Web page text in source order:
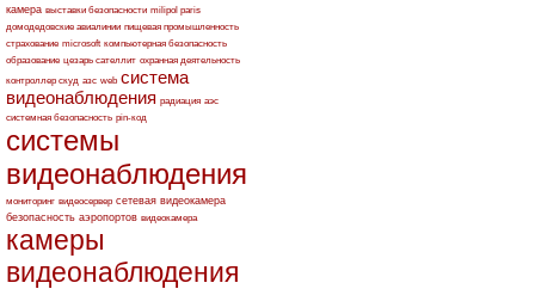
камера выставки безопасности milipol paris
домодедовские авиалинии пищевая промышленность
страхование microsoft компьютерная безопасность
образование цезарь сателлит охранная деятельность
контроллер скуд азс web система
видеонаблюдения радиация аэс
системная безопасность pin-код
системы
видеонаблюдения
мониторинг видеосервер сетевая видеокамера
безопасность аэропортов видеокамера
камеры
видеонаблюдения